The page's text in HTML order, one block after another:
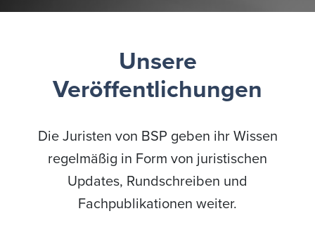
Unsere
Veröffentlichungen
Die Juristen von BSP geben ihr Wissen
regelmäßig in Form von juristischen
Updates, Rundschreiben und
Fachpublikationen weiter.